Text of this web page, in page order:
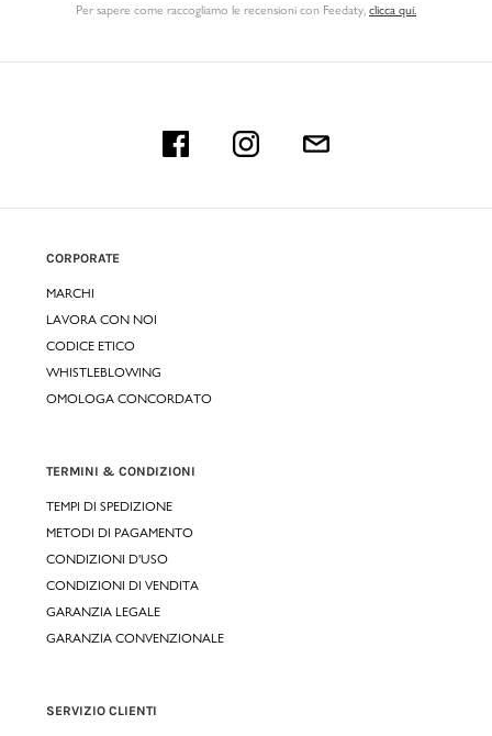
Per sapere come raccogliamo le recensioni con Feedaty clicca qui.
CORPORATE
MARCHI
LAVORA CON NOI
CODICE ETICO
WHISTLEBLOWING
OMOLOGA CONCORDATO
TERMINI & CONDIZIONI
TEMPI DI SPEDIZIONE
METODI DI PAGAMENTO
CONDIZIONI D'USO
CONDIZIONI DI VENDITA
GARANZIA LEGALE
GARANZIA CONVENZIONALE
SERVIZIO CLIENTI